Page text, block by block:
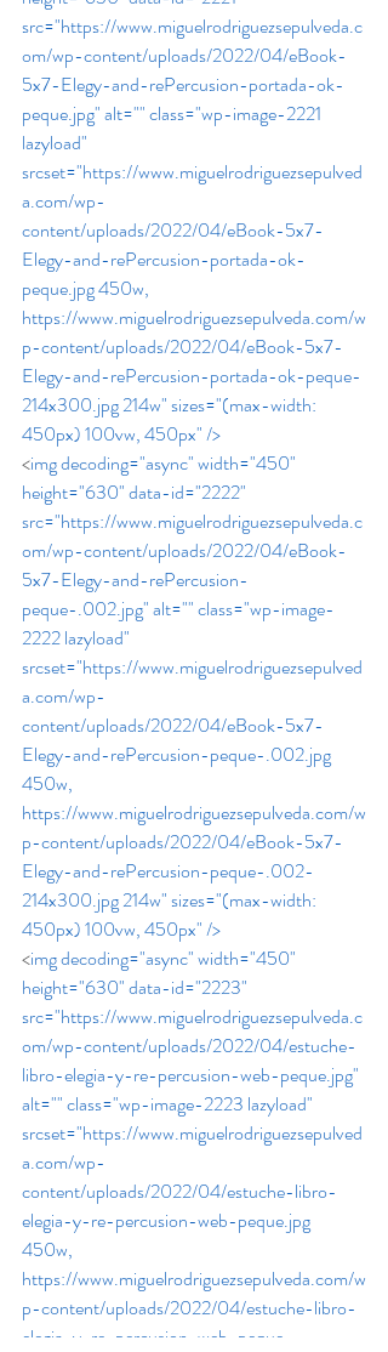
src="https://www.miguelrodriguezsepulveda.c
om/wp-content/uploads/2022/04/eBook-
5x7-Elegy-and-rePercusion-portada-ok-
peque.jpg" alt="" class="wp-image-2221
lazyload"
srcset="https://www.miguelrodriguezsepulved
a.com/wp-
content/uploads/2022/04/eBook-5x7-
Elegy-and-rePercusion-portada-ok-
peque.jpg 450w,
https://www.miguelrodriguezsepulveda.com/w
p-content/uploads/2022/04/eBook-5x7-
Elegy-and-rePercusion-portada-ok-peque-
214x300.jpg 214w" sizes="(max-width:
450px) 100vw, 450px" />
<img decoding="async" width="450"
height="630" data-id="2222"
src="https://www.miguelrodriguezsepulveda.c
om/wp-content/uploads/2022/04/eBook-
5x7-Elegy-and-rePercusion-
peque-.002.jpg" alt="" class="wp-image-
2222 lazyload"
srcset="https://www.miguelrodriguezsepulved
a.com/wp-
content/uploads/2022/04/eBook-5x7-
Elegy-and-rePercusion-peque-.002.jpg
450w,
https://www.miguelrodriguezsepulveda.com/w
p-content/uploads/2022/04/eBook-5x7-
Elegy-and-rePercusion-peque-.002-
214x300.jpg 214w" sizes="(max-width:
450px) 100vw, 450px" />
<img decoding="async" width="450"
height="630" data-id="2223"
src="https://www.miguelrodriguezsepulveda.c
om/wp-content/uploads/2022/04/estuche-
libro-elegia-y-re-percusion-web-peque.jpg"
alt="" class="wp-image-2223 lazyload"
srcset="https://www.miguelrodriguezsepulved
a.com/wp-
content/uploads/2022/04/estuche-libro-
elegia-y-re-percusion-web-peque.jpg
450w,
https://www.miguelrodriguezsepulveda.com/w
p-content/uploads/2022/04/estuche-libro-
elegia-y-re-percusion-web-peque-